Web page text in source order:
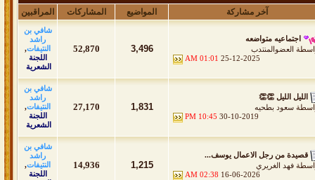
آخر مشاركة المواضيع المشاركات المراقبين
اجتماعيه متواضعه
العضوالمنتدب
25-12-2025
01:01 AM
3,496
52,870
شافي بن
راشد
النتيفات,
اللجنة
الشعرية
الليل الليل 👏👏
سعود بطحيه
30-10-2019
10:45 PM
1,831
27,170
شافي بن
راشد
النتيفات,
اللجنة
الشعرية
قصيدة من رجل الاعمال يوسف...
فهد الغريري
16-06-2026
02:38 AM
1,215
14,936
شافي بن
راشد
النتيفات,
اللجنة